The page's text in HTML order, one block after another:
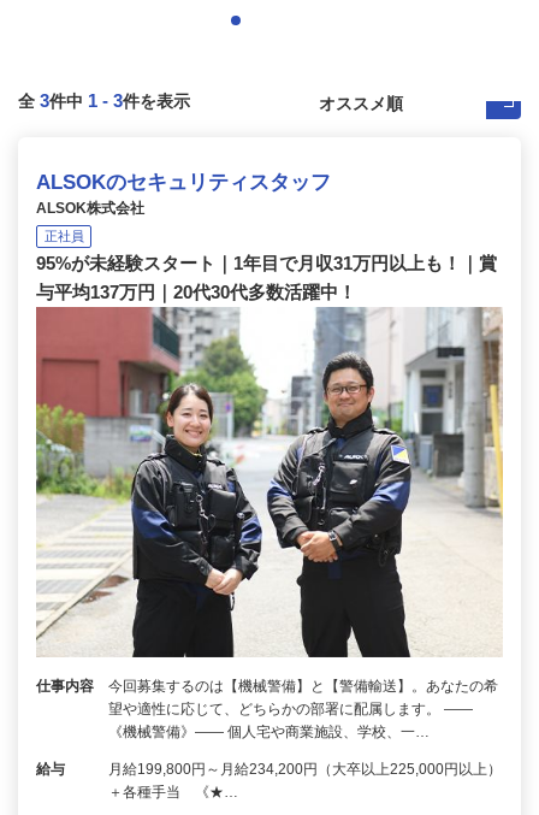
全 3件中 1 - 3件を表示
ALSOKのセキュリティスタッフ
ALSOK株式会社
正社員
95%が未経験スタート｜1年目で月収31万円以上も！｜賞
与平均137万円｜20代30代多数活躍中！
仕事内容
今回募集するのは【機械警備】と【警備輸送】。あなたの希
望や適性に応じて、どちらかの部署に配属します。 ――
《機械警備》―― 個人宅や商業施設、学校、一…
給与
月給199,800円～月給234,200円（大卒以上225,000円以上）
＋各種手当 《★…